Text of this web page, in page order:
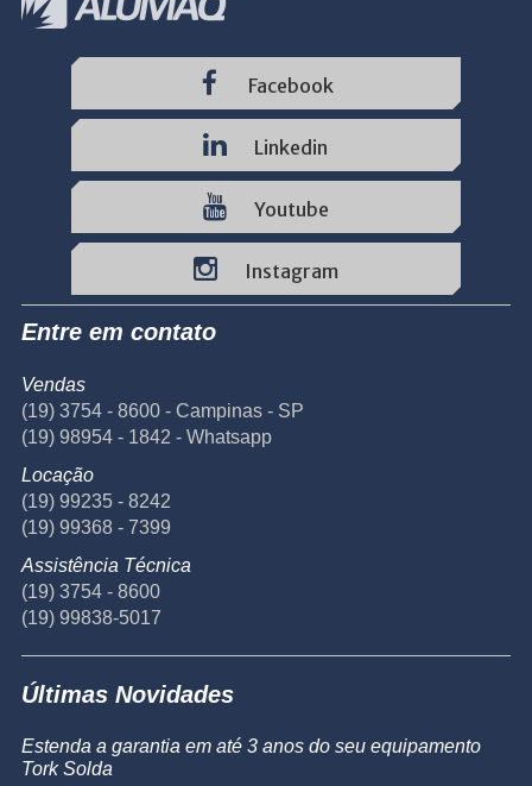
Facebook
Linkedin
Youtube
Instagram
Entre em contato
Vendas
(19) 3754 - 8600 - Campinas - SP
(19) 98954 - 1842 - Whatsapp
Locação
(19) 99235 - 8242
(19) 99368 - 7399
Assistência Técnica
(19) 3754 - 8600
(19) 99838-5017
Últimas Novidades
Estenda a garantia em até 3 anos do seu equipamento
Tork Solda